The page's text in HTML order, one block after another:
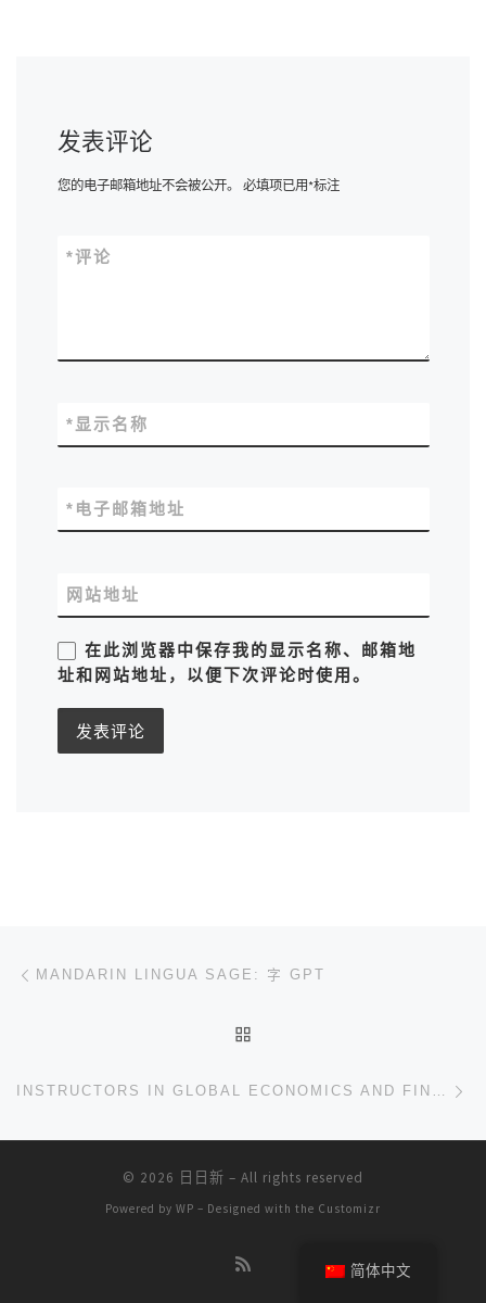
发表评论
您的电子邮箱地址不会被公开。 必填项已用*标注
评论
*
显示名称
*
电子邮箱地址
*
网站地址
在此浏览器中保存我的显示名称、邮箱地
址和网站地址，以便下次评论时使用。
文章导航
MANDARIN LINGUA SAGE: 字 GPT
INSTRUCTORS IN GLOBAL ECONOMICS AND FINANCE
© 2026 日日新 – All rights reserved
Powered by WP – Designed with the Customizr
简体中文